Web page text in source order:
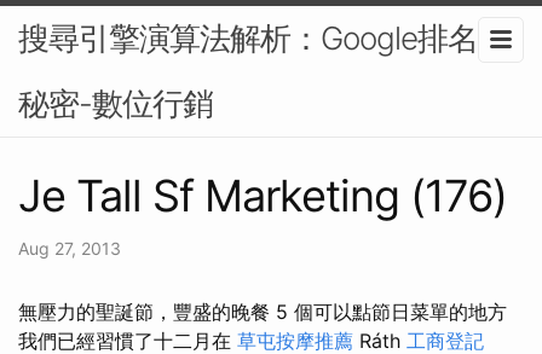
搜尋引擎演算法解析：Google排名的
秘密-數位行銷
Je Tall Sf Marketing (176)
Aug 27, 2013
無壓力的聖誕節，豐盛的晚餐 5 個可以點節日菜單的地方
我們已經習慣了十二月在 草屯按摩推薦 Ráth 工商登記